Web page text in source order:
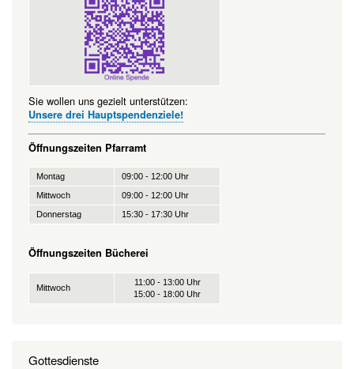
Sie wollen uns gezielt unterstützen:
Unsere drei Hauptspendenziele!
Öffnungszeiten Pfarramt
Montag
09:00 - 12:00 Uhr
Mittwoch
09:00 - 12:00 Uhr
Donnerstag
15:30 - 17:30 Uhr
Öffnungszeiten Bücherei
Mittwoch
11:00 - 13:00 Uhr
15:00 - 18:00 Uhr
Gottesdienste